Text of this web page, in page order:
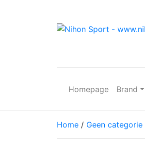
Homepage Brand
Home / Geen categorie